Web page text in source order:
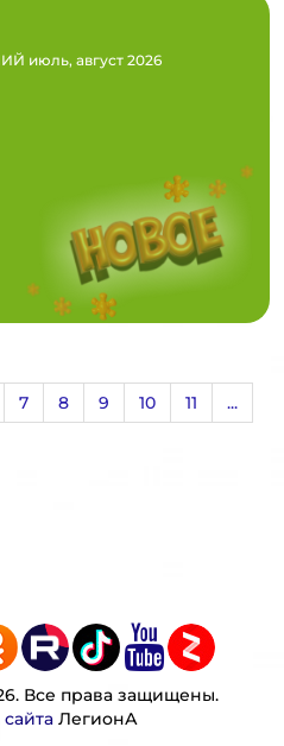
июль, август 2026
7 8 9 10 11
...
Все права защищены.
ЛегионА